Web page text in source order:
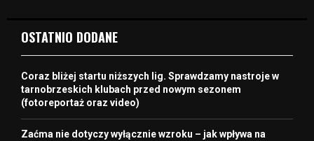
OSTATNIO DODANE
Coraz bliżej startu niższych lig. Sprawdzamy nastroje w
tarnobrzeskich klubach przed nowym sezonem
(fotoreportaż oraz video)
Zaćma nie dotyczy wyłącznie wzroku – jak wpływa na